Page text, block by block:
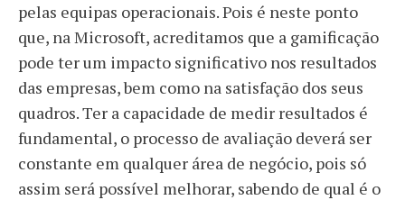
pelas equipas operacionais. Pois é neste ponto
que, na Microsoft, acreditamos que a gamificação
pode ter um impacto significativo nos resultados
das empresas, bem como na satisfação dos seus
quadros. Ter a capacidade de medir resultados é
fundamental, o processo de avaliação deverá ser
constante em qualquer área de negócio, pois só
assim será possível melhorar, sabendo de qual é o